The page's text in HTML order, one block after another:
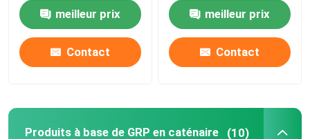
Visite de l'usine
meilleur prix
Contact
meilleur prix
Contact
Produits à base de GRP en caténaire (10)